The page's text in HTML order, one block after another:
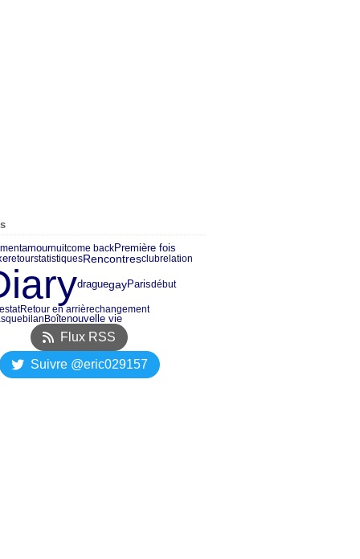
amournuitcome backPremière fois
retourstatistiquesRencontresclubrelation
draguegayParisdébut
statRetour en arrièrechangement
bilan Boîtenouvelle vie
Flux RSS
Suivre @eric029157